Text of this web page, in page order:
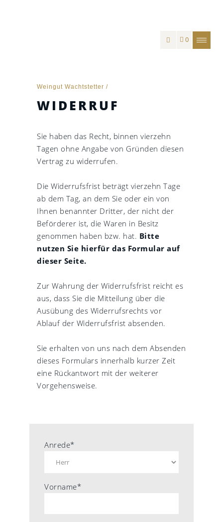
0
Weingut Wachtstetter /
WIDERRUF
Sie haben das Recht, binnen vierzehn
Tagen ohne Angabe von Gründen diesen
Vertrag zu widerrufen.
Die Widerrufsfrist beträgt vierzehn Tage
ab dem Tag, an dem Sie oder ein von
Ihnen benannter Dritter, der nicht der
Beförderer ist, die Waren in Besitz
genommen haben bzw. hat. Bitte
nutzen Sie hierfür das Formular auf
dieser Seite.
Zur Wahrung der Widerrufsfrist reicht es
aus, dass Sie die Mitteilung über die
Ausübung des Widerrufsrechts vor
Ablauf der Widerrufsfrist absenden.
Sie erhalten von uns nach dem Absenden
dieses Formulars innerhalb kurzer Zeit
eine Rückantwort mit der weiterer
Vorgehensweise.
Anrede*
Vorname*